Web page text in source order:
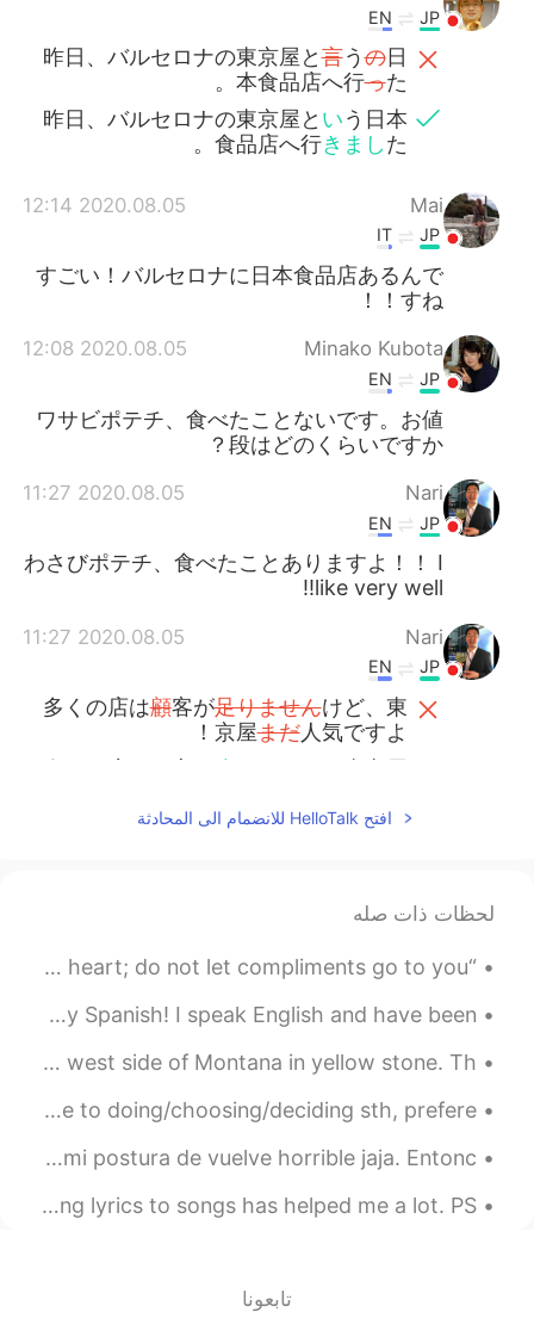
JP
EN
昨日、バルセロナの東京屋と言うの日
本食品店へ行った。
昨日、バルセロナの東京屋と いう日本
食品店へ行きました。
Mai
2020.08.05 12:14
JP
IT
すごい！バルセロナに日本食品店あるんで
すね！！
Minako Kubota
2020.08.05 12:08
JP
EN
ワサビポテチ、食べたことないです。お値
段はどのくらいですか？
Nari
2020.08.05 11:27
JP
EN
わさびポテチ、食べたことありますよ！！ I
like very well!!
Nari
2020.08.05 11:27
JP
EN
多くの店は顧客が足りませんけど、東
京屋まだ人気ですよ！
افتح HelloTalk للانضمام الى المحادثة
لحظات ذات صله
“Do not let arrogance go to your head and despair to your heart; do not let compliments go to you...
Hola!! I am new to this app, but I'm hoping to improve my Spanish! I speak English and have been ...
Some pictures from Montana. The first two are from the west side of Montana in yellow stone. Th...
Ryan’s Phrase Of The Day: Leaning Towards Meaning: Close to doing/choosing/deciding sth, prefere...
A quien le gusta hacer ejercicio? Si no hago ejercicio mi postura de vuelve horrible jaja. Entonc...
Anyone else like to learn/practice with music? Learning lyrics to songs has helped me a lot. PS...
تابعونا